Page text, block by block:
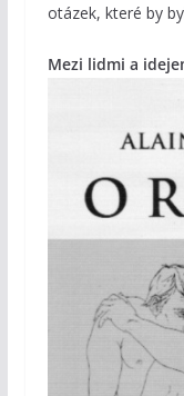
otázek, které by
Mezi lidmi a